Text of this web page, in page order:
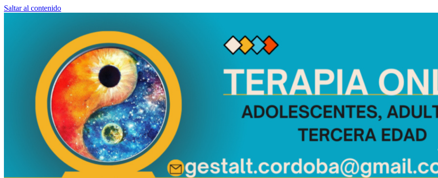
Saltar al contenido